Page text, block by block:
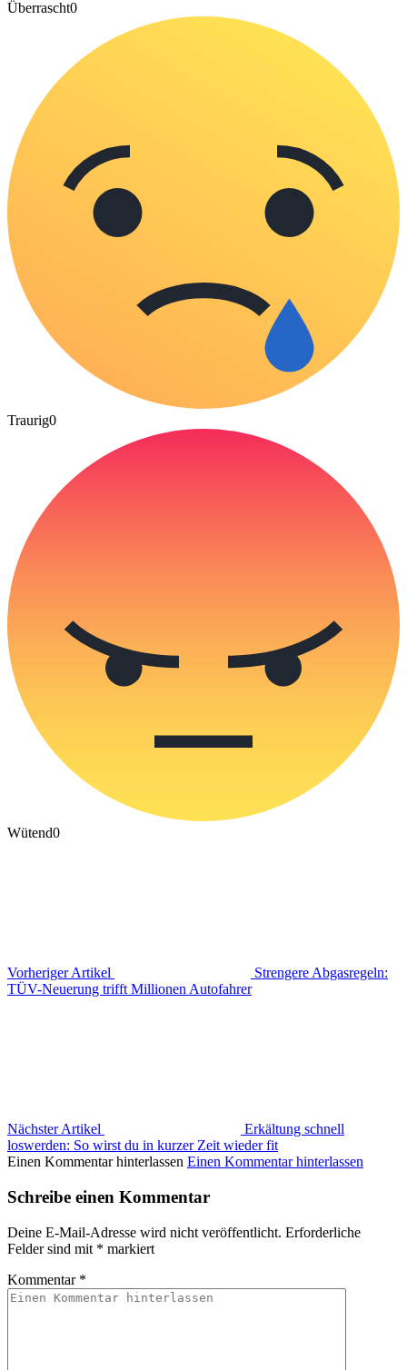
Überrascht0
Traurig0
Wütend0
Vorheriger Artikel
Strengere Abgasregeln:
TÜV-Neuerung trifft Millionen Autofahrer
Nächster Artikel
Erkältung schnell
loswerden: So wirst du in kurzer Zeit wieder fit
Einen Kommentar hinterlassen Einen Kommentar hinterlassen
Schreibe einen Kommentar
Deine E-Mail-Adresse wird nicht veröffentlicht. Erforderliche
Felder sind mit * markiert
Kommentar *